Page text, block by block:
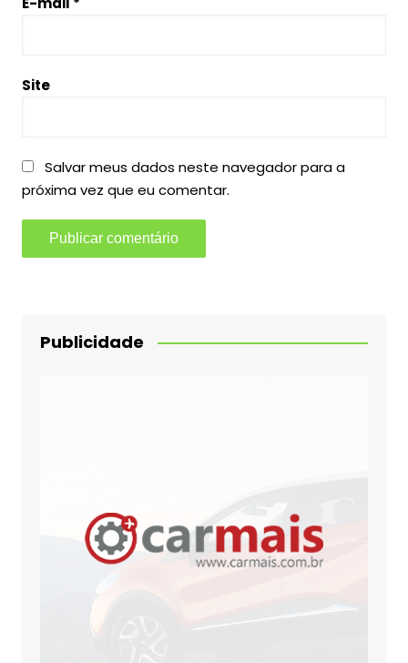
Site
Salvar meus dados neste navegador para a
próxima vez que eu comentar.
Publicidade